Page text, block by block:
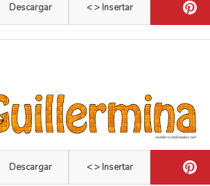
Descargar < > Insertar
Descargar < > Insertar